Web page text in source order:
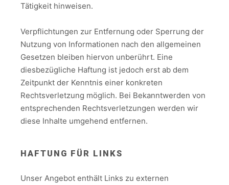
Tätigkeit hinweisen.
Verpflichtungen zur Entfernung oder Sperrung der
Nutzung von Informationen nach den allgemeinen
Gesetzen bleiben hiervon unberührt. Eine
diesbezügliche Haftung ist jedoch erst ab dem
Zeitpunkt der Kenntnis einer konkreten
Rechtsverletzung möglich. Bei Bekanntwerden von
entsprechenden Rechtsverletzungen werden wir
diese Inhalte umgehend entfernen.
HAFTUNG FÜR LINKS
Unser Angebot enthält Links zu externen